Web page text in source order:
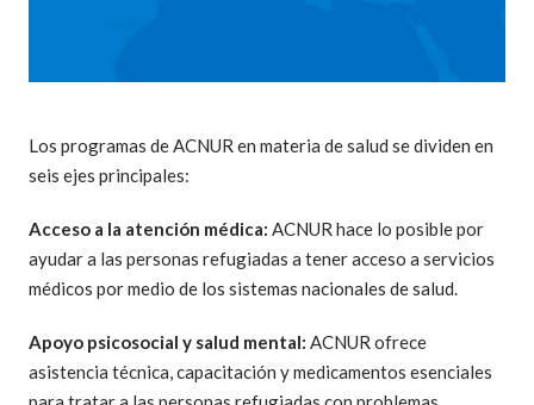
Los programas de ACNUR en materia de salud se dividen en
seis ejes principales:
Acceso a la atención médica: ACNUR hace lo posible por
ayudar a las personas refugiadas a tener acceso a servicios
médicos por medio de los sistemas nacionales de salud.
Apoyo psicosocial y salud mental: ACNUR ofrece
asistencia técnica, capacitación y medicamentos esenciales